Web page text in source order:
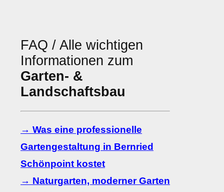
FAQ / Alle wichtigen
Informationen zum
Garten- &
Landschaftsbau
→ Was eine professionelle
Gartengestaltung in Bernried
Schönpoint kostet
→ Naturgarten, moderner Garten